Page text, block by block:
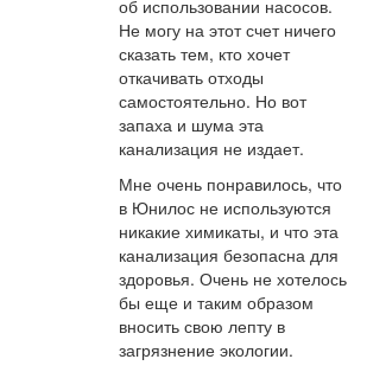
об использовании насосов.
Не могу на этот счет ничего
сказать тем, кто хочет
откачивать отходы
самостоятельно. Но вот
запаха и шума эта
канализация не издает.
Мне очень понравилось, что
в Юнилос не используются
никакие химикаты, и что эта
канализация безопасна для
здоровья. Очень не хотелось
бы еще и таким образом
вносить свою лепту в
загрязнение экологии.